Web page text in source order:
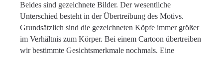
Beides sind gezeichnete Bilder. Der wesentliche
Unterschied besteht in der Übertreibung des Motivs.
Grundsätzlich sind die gezeichneten Köpfe immer größer
im Verhältnis zum Körper. Bei einem Cartoon übertreiben
wir bestimmte Gesichtsmerkmale nochmals. Eine